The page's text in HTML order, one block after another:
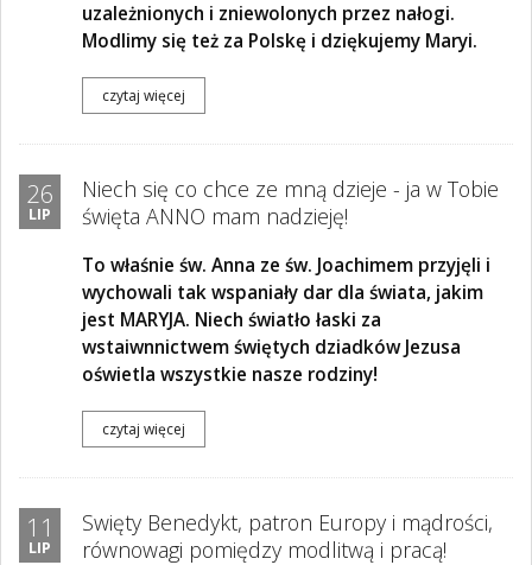
uzależnionych i zniewolonych przez nałogi.
Modlimy się też za Polskę i dziękujemy Maryi.
czytaj więcej
26
LIP
Niech się co chce ze mną dzieje - ja w Tobie
święta ANNO mam nadzieję!
To właśnie św. Anna ze św. Joachimem przyjęli i
wychowali tak wspaniały dar dla świata, jakim
jest MARYJA. Niech światło łaski za
wstaiwnnictwem świętych dziadków Jezusa
oświetla wszystkie nasze rodziny!
czytaj więcej
11
LIP
Swięty Benedykt, patron Europy i mądrości,
równowagi pomiędzy modlitwą i pracą!